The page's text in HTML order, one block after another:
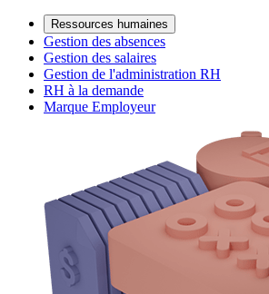
Ressources humaines
Gestion des absences
Gestion des salaires
Gestion de l'administration RH
RH à la demande
Marque Employeur